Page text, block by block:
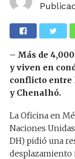
– Más de
y viven en
conflicto entre
y Chenalhó.
La Oficina en
Naciones
DH) pidió una
desplazamiento